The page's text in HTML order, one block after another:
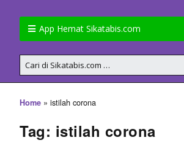
App Hemat Sikatabis.com
Home » istilah corona
Tag: istilah corona